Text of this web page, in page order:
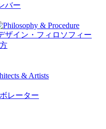
バー
ザイン・フィロソフィー
レーター